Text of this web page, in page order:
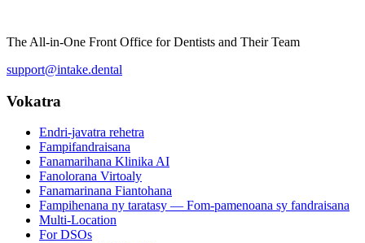
The All-in-One Front Office for Dentists and Their Team
support@intake.dental
Vokatra
Endri-javatra rehetra
Fampifandraisana
Fanamarihana Klinika AI
Fanolorana Virtoaly
Fanamarinana Fiantohana
Fampihenana ny taratasy — Fom-pamenoana sy fandraisana
Multi-Location
For DSOs